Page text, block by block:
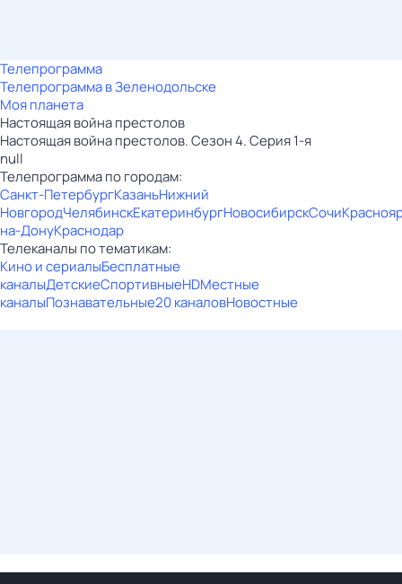
Телепрограмма
Телепрограмма в Зеленодольске
Моя планета
Настоящая война престолов
Настоящая война престолов. Сезон 4. Серия 1-я
null
Телепрограмма по городам:
Санкт-ПетербургКазаньНижний
НовгородЧелябинскЕкатеринбургНовосибирскСочи
на-ДонуКраснодар
Телеканалы по тематикам:
Кино и сериалыБесплатные
каналыДетскиеСпортивныеHDМестные
каналыПознавательные20 каналовНовостные